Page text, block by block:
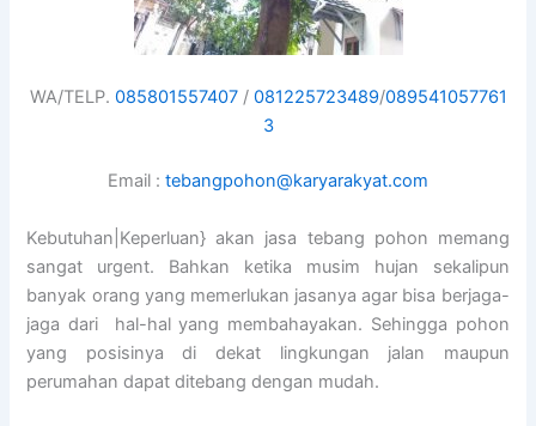
WA/TELP. 085801557407/ 081225723489/089541057761
3
Email : tebangpohon@karyarakyat.com
Kebutuhan|Keperluan} akan jasa tebang pohon memang
sangat urgent. Bahkan ketika musim hujan sekalipun
banyak orang yang memerlukan jasanya agar bisa berjaga-
jaga dari hal-hal yang membahayakan. Sehingga pohon
yang posisinya di dekat lingkungan jalan maupun
perumahan dapat ditebang dengan mudah.